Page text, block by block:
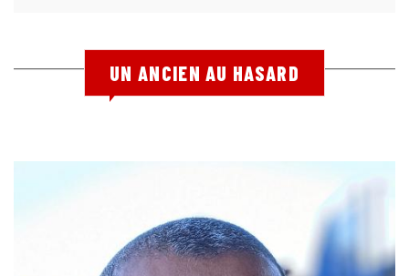
UN ANCIEN AU HASARD